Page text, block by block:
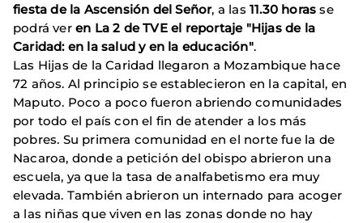
fiesta de la Ascensión del Señor, a las11.30 horas se
podrá ver en La 2 de TVE el reportaje "Hijas de la
Caridad: en la salud y en la educación".
Las Hijas de la Caridad llegaron a Mozambique hace
72 años. Al principio se establecieron en la capital, en
Maputo. Poco a poco fueron abriendo comunidades
por todo el país con el fin de atender a los más
pobres. Su primera comunidad en el norte fue la de
Nacaroa, donde a petición del obispo abrieron una
escuela, ya que la tasa de analfabetismo era muy
elevada. También abrieron un internado para acoger
a las niñas que viven en las zonas donde no hay